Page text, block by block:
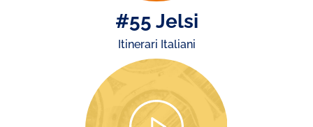
#55 Jelsi
Itinerari Italiani